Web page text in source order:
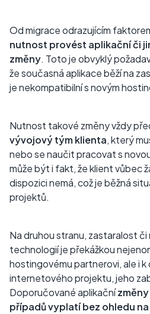
Od migrace odrazujícím
nutnost provést aplikační či
změny. Toto je obvyklý
že současná aplikace běží na
je nekompatibilní s novým
Nutnost takové změny vždy
vývojový tým klienta, který
nebose naučit pracovat s
může být i fakt, že klient vůbec
dispozici nemá, což je běžná
projektů.
Na druhou stranu, zastaralost
technologií je překážkou
hostingovému partnerovi, ale i k
internetového projektu, jeho
Doporučované aplikační
případů vyplatí bez ohledu